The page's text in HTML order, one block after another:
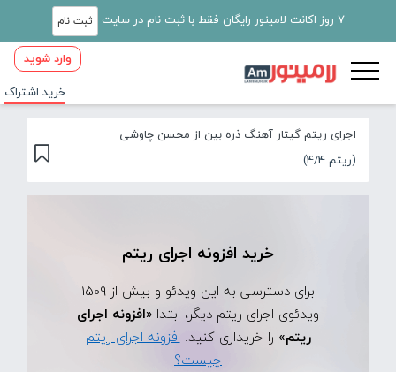
7 روز اکانت لامینور رایگان فقط با ثبت نام در سایت ثبت نام
وارد شوید
خرید اشتراک
اجرای ریتم گیتار آهنگ ذره بین از محسن چاوشی
(ریتم 4/4)
خرید افزونه اجرای ریتم
برای دسترسی به این ویدئو و بیش از 1509
ویدئوی اجرای ریتم دیگر، ابتدا «افزونه اجرای
ریتم» را خریداری کنید.افزونه اجرای ریتم
چیست؟